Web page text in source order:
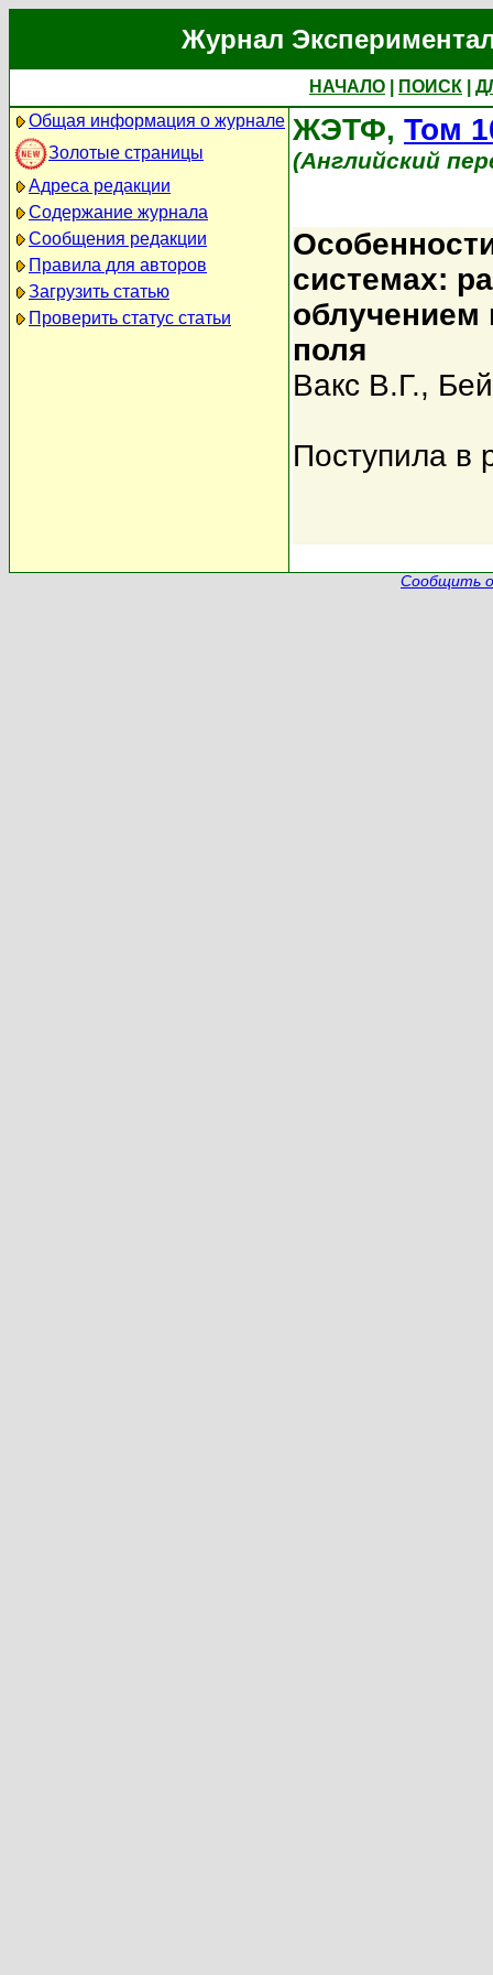
Журнал
НАЧАЛО ПОИСК
Общая информация о журнале
Золотые страницы
Адреса редакции
Содержание журнала
Сообщения редакции
Правила для авторов
Загрузить статью
Проверить статус статьи
ЖЭТФ, Том
(Английский
системах:
облучением
поля
Вакс В.Г.,
Поступила в
Сообщить о